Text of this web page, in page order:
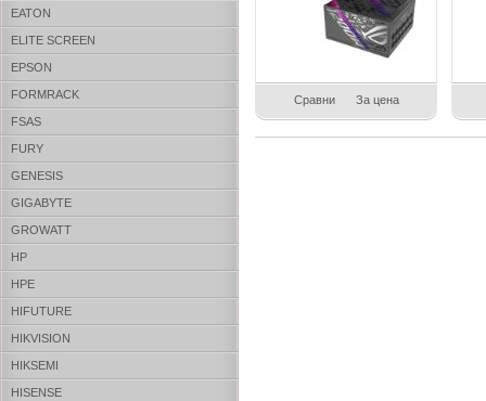
EATON
ELITE SCREEN
EPSON
FORMRACK
FSAS
FURY
GENESIS
GIGABYTE
GROWATT
HP
HPE
HIFUTURE
HIKVISION
HIKSEMI
HISENSE
Сравни За цена